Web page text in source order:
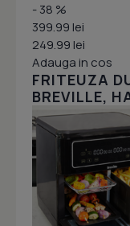
- 38 %
399.99 lei
249.99 lei
Adauga in cos
FRITEUZA
BREVILLE,